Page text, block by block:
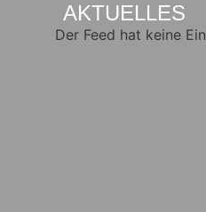
AKTUELLES
Der Feed hat keine